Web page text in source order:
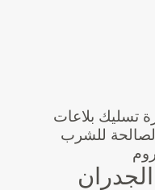
تسليك بلاعات
للشرب